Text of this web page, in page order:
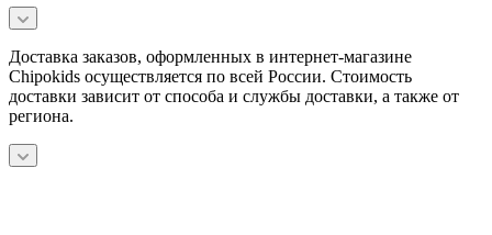
Доставка заказов, оформленных в интернет-магазине
Chipokids осуществляется по всей России. Стоимость
доставки зависит от способа и службы доставки, а также от
региона.